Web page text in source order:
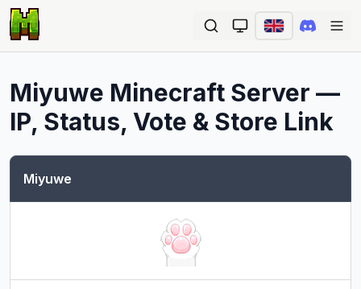
Miyuwe Minecraft Server —
IP, Status, Vote & Store Link
Miyuwe